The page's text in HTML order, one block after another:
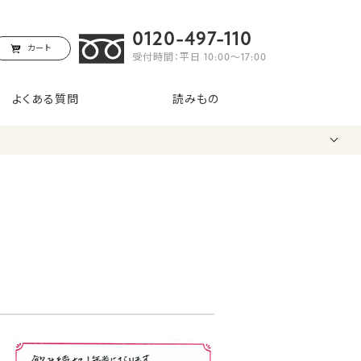
カート 0120-497-110
受付時間：平日 10:00〜17:00
よくある質問 読みもの